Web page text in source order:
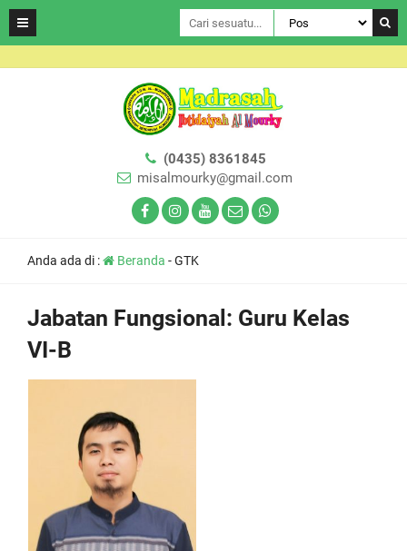
(0435) 8361845
misalmourky@gmail.com
Anda ada di : Beranda -GTK
Jabatan Fungsional: Guru Kelas
VI-B